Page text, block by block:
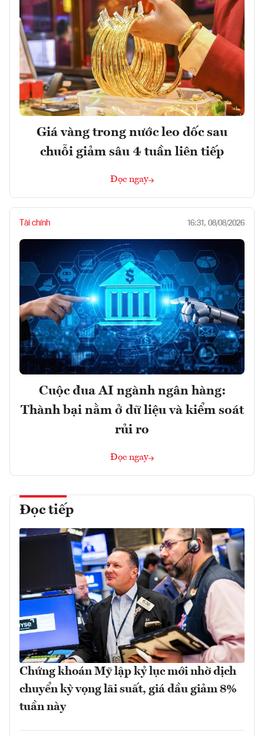
Giá vàng trong nước leo dốc sau
chuỗi giảm sâu 4 tuần liên tiếp
Đọc ngay
Tài chính 16:31, 08/08/2026
Cuộc đua AI ngành ngân hàng:
Thành bại nằm ở dữ liệu và kiểm soát
rủi ro
Đọc ngay
Đọc tiếp
Chứng khoán Mỹ lập kỷ lục mới nhờ dịch
chuyển kỳ vọng lãi suất, giá dầu giảm 8%
tuần này